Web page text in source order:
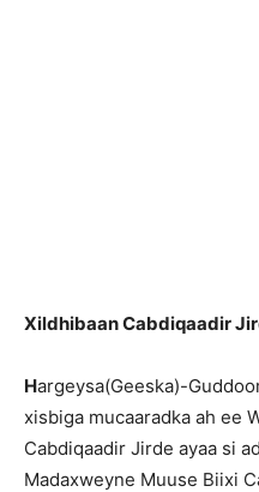
Xildhibaan Cabdiqaadir
Hargeysa(Geeska)-
xisbiga mucaaradka ah ee
Cabdiqaadir Jirde ayaa si
Madaxweyne Muuse Biixi